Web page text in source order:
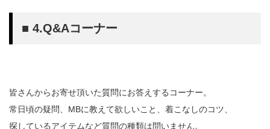
■ 4.Q&Aコーナー
皆さんからお寄せ頂いた質問にお答えするコーナー。
常日頃の疑問、MBに教えて欲しいこと、着こなしのコツ、
探しているアイテムなど質問の種類は問いません。